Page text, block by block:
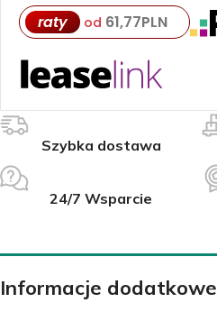
raty od 61,77PLN
Szybka dostawa
24/7 Wsparcie
Informacje dodatkowe